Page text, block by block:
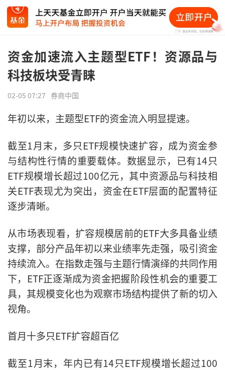
资金加速流入主题型ETF！资源品与
科技板块受青睐
02-05 07:27 券商中国
年初以来，主题型ETF的资金流入明显提速。
截至1月末，多只ETF规模快速扩容，成为资金参
与结构性行情的重要载体。数据显示，已有14只
ETF规模增长超过100亿元，其中资源品与科技相
关ETF表现尤为突出，资金在ETF层面的配置特征
逐步清晰。
从市场表现看，扩容规模居前的ETF大多具备业绩
支撑，部分产品年初以来业绩率先走强，吸引资金
持续流入。在指数走强与主题行情演绎的共同作用
下，ETF正逐渐成为资金把握阶段性机会的重要工
具，其规模变化也为观察市场结构提供了新的切入
视角。
首月十多只ETF扩容超百亿
截至1月末，年内已有14只ETF规模增长超过100